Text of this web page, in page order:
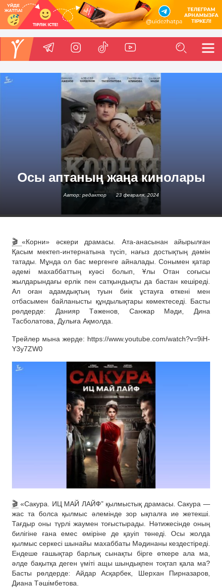
Осы аптаның жаңа кинолары
Автор: редактор 23 февраля, 2024
🎬«Корни» әскери драмасы. Ата-анасынан айырылған
Қасым мектеп-интернатына түсіп, нағыз достықтың дәмін
татады. Мұнда ол бас мергенге айналады. Сонымен қатар
әдемі махаббаттың куәсі болып, Ұлы Отан соғысы
жылдарындағы ерлік пен сатқындықты да бастан кешіреді.
Ал оған адамдықтың туын биік ұстауға өткені мен
отбасымен байланысты құндылықтары көмектеседі. Басты
рөлдерде: Данияр Тәженов, Санжар Мәди, Дина
Тасболатова, Дулыға Ақмолда.
Трейлер мына жерде: https://www.youtube.com/watch?v=9iH-
Y3y7ZW0
🎬 «Сакура. ИЦ МАЙ ЛАЙФ” қылмыстық драмасы. Сакура —
жас та болса қылмыс әлемінде зор ықпалға ие жетекші.
Тағдыр оны түрлі жаумен тоғыстырады. Нәтижесінде оның
билігіне ғана емес өміріне де қауіп төнеді. Осы жолда
қылмыс серкесі шынайы махаббаты Мәдинаны кездестіреді.
Ендеше ғашықтар барлық сынақты бірге өткере ала ма,
әлде бақытқа деген үміті ащы шындықпен тоқтап қала ма?
Басты рөлдерде: Айдар Асқарбек, Шерхан Пирназаров,
Диана Тәшімбетова.